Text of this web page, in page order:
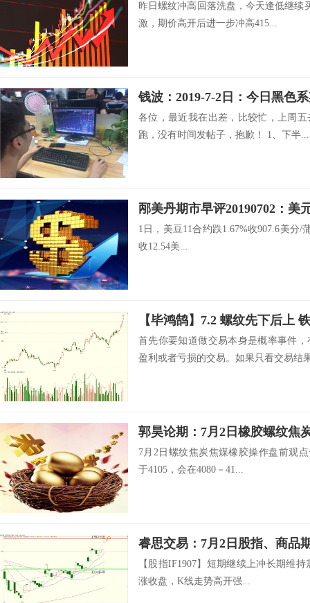
昨日螺纹冲高回落洗盘，今天逢低继续
激，期价高开后进一步冲高415...
钱波：2019-7-2日：今日黑色
各位，最近我在出差，比较忙，上周
跑，没有时间发帖子，抱歉！ 1、下半...
邴美丹期市早评20190702：美
1日，美豆11合约跌1.67%收907.6美分/
收12.54美...
【毕鸿鹄】7.2 螺纹先下后上
首先你要知道做交易本身是概率事件
盈利或者亏损的交易。如果只看交易结
郭昊论期：7月2日橡胶螺纹焦
7月2日螺纹焦炭焦煤橡胶操作盘前观
于4105，会在4080－41...
睿思交易：7月2日股指、商品
【股指IF1907】短期继续上冲长期维
涨收盘，K线走势高开强...